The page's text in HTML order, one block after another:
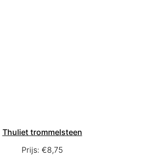
Thuliet trommelsteen
Prijs: €8,75